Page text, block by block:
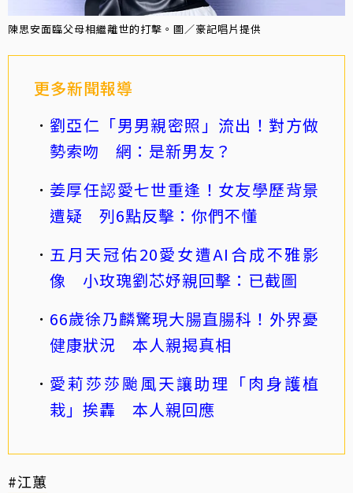
陳思安面臨父母相繼離世的打擊。圖／豪記唱片提供
更多新聞報導
劉亞仁「男男親密照」流出！對方做
勢索吻 網：是新男友？
姜厚任認愛七世重逢！女友學歷背景
遭疑 列6點反擊：你們不懂
五月天冠佑20愛女遭AI合成不雅影
像 小玫瑰劉芯妤親回擊：已截圖
66歲徐乃麟驚現大腸直腸科！外界憂
健康狀況 本人親揭真相
愛莉莎莎颱風天讓助理「肉身護植
栽」挨轟 本人親回應
#江蕙